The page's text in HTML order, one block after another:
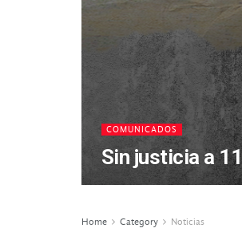
COMUNICADOS
Sin justicia a
Home Category Noticias